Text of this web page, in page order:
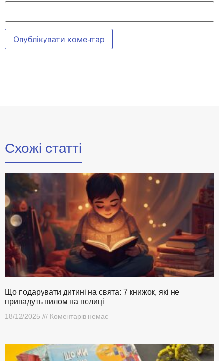
Схожі статті
Що подарувати дитині на свята: 7 книжок, які не
припадуть пилом на полиці
18/12/2025 Коментарів немає